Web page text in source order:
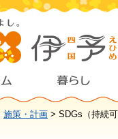
施策・計画 > SDGs（持続